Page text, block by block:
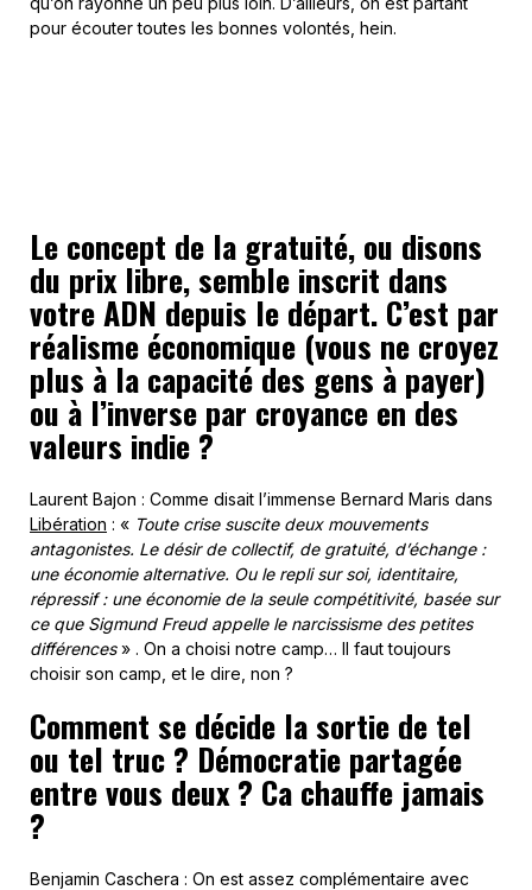
pour écouter toutes les bonnes volontés, hein.
Le concept de la gratuité, ou disons
du prix libre, semble inscrit dans
votre ADN depuis le départ. C’est par
réalisme économique (vous ne croyez
plus à la capacité des gens à payer)
ou à l’inverse par croyance en des
valeurs indie ?
Laurent Bajon : Comme disait l’immense Bernard Maris dans
Libération : « Toute crise suscite deux mouvements
antagonistes. Le désir de collectif, de gratuité, d’échange :
une économie alternative. Ou le repli sur soi, identitaire,
répressif : une économie de la seule compétitivité, basée sur
ce que Sigmund Freud appelle le narcissisme des petites
différences» . On a choisi notre camp… Il faut toujours
choisir son camp, et le dire, non ?
Comment se décide la sortie de tel
ou tel truc ? Démocratie partagée
entre vous deux ? Ca chauffe jamais
?
Benjamin Caschera : On est assez complémentaire avec